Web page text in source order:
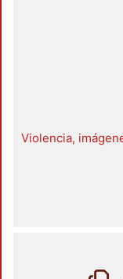
Violencia,